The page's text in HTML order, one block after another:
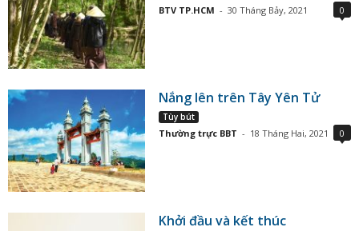
BTV TP.HCM - 30 Tháng Bảy, 2021 0
Nắng lên trên Tây Yên Tử
Tùy bút
Thường trực BBT - 18 Tháng Hai, 2021 0
Khởi đầu và kết thúc